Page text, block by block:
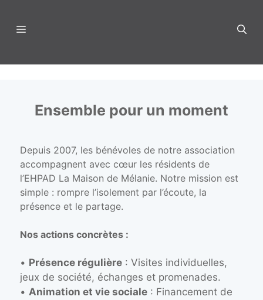
contenu
Menu
Ensemble pour un moment
Depuis 2007, les bénévoles de notre association
accompagnent avec cœur les résidents de
l’EHPAD La Maison de Mélanie. Notre mission est
simple : rompre l’isolement par l’écoute, la
présence et le partage.
Nos actions concrètes :
• Présence régulière : Visites individuelles,
jeux de société, échanges et promenades.
• Animation et vie sociale : Financement de